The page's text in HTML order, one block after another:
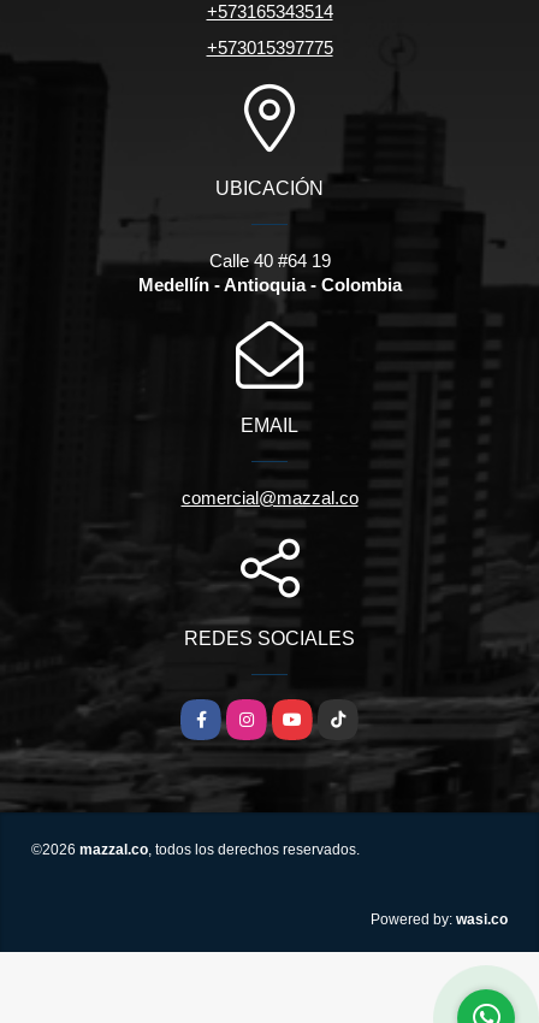
+573165343514
+573015397775
UBICACIÓN
Calle 40 #64 19
Medellín - Antioquia - Colombia
EMAIL
comercial@mazzal.co
REDES SOCIALES
FacebookInstagramYouTube
TikTok
©2026 mazzal.co, todos los derechos reservados.
Powered by: wasi.co